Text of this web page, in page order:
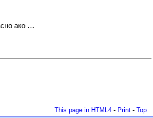
ако …
This page in HTML4 - Print - Top